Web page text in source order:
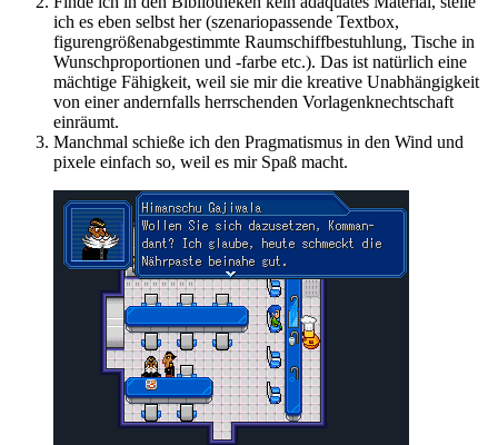
ich es eben selbst her (szenariopassende Textbox,
figurengrößenabgestimmte Raumschiffbestuhlung, Tische in
Wunschproportionen und -farbe etc.). Das ist natürlich eine
mächtige Fähigkeit, weil sie mir die kreative Unabhängigkeit
von einer andernfalls herrschenden Vorlagenknechtschaft
einräumt.
Manchmal schieße ich den Pragmatismus in den Wind und
pixele einfach so, weil es mir Spaß macht.